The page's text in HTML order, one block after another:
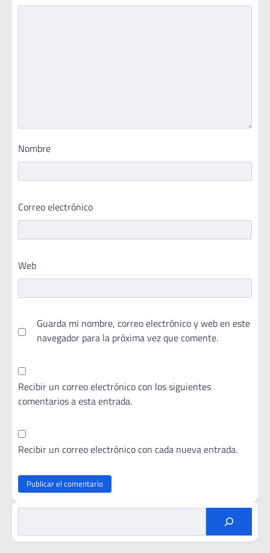
Nombre
Correo electrónico
Web
Guarda mi nombre, correo electrónico y web en este
navegador para la próxima vez que comente.
Recibir un correo electrónico con los siguientes
comentarios a esta entrada.
Recibir un correo electrónico con cada nueva entrada.